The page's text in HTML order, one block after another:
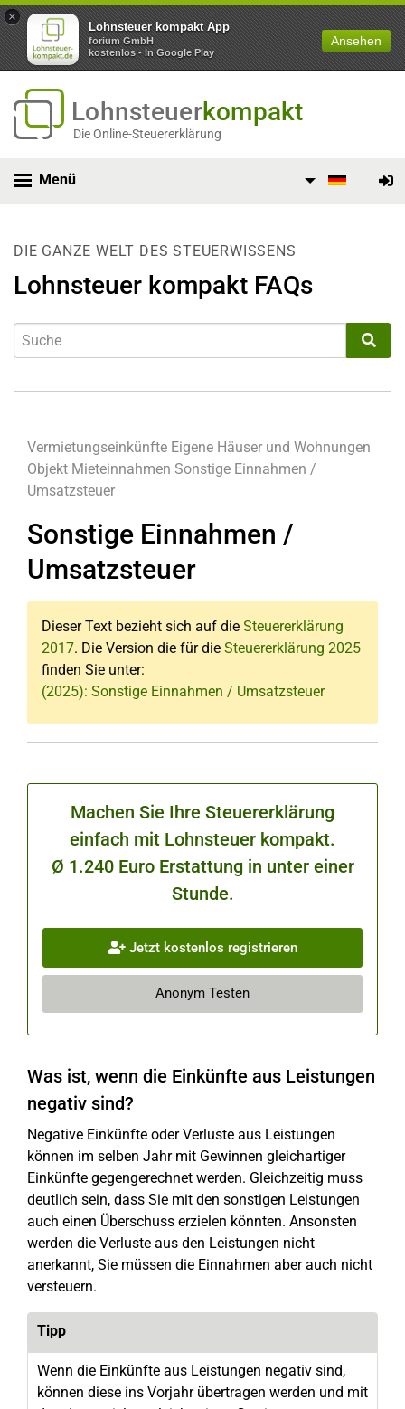
×
Lohnsteuer kompakt App
forium GmbH
kostenlos - In Google Play
Ansehen
Lohnsteuerkompakt
Die Online-Steuererklärung
Menü
DIE GANZE WELT DES STEUERWISSENS
Lohnsteuer kompakt FAQs
Vermietungseinkünfte Eigene Häuser und Wohnungen
Objekt Mieteinnahmen Sonstige Einnahmen /
Umsatzsteuer
Sonstige Einnahmen /
Umsatzsteuer
Dieser Text bezieht sich auf die Steuererklärung
2017. Die Version die für die Steuererklärung 2025
finden Sie unter:
(2025): Sonstige Einnahmen / Umsatzsteuer
Machen Sie Ihre Steuererklärung
einfach mit Lohnsteuer kompakt.
Ø 1.240 Euro Erstattung in unter einer
Stunde.
Jetzt kostenlos registrieren
Anonym Testen
Was ist, wenn die Einkünfte aus Leistungen
negativ sind?
Negative Einkünfte oder Verluste aus Leistungen
können im selben Jahr mit Gewinnen gleichartiger
Einkünfte gegengerechnet werden. Gleichzeitig muss
deutlich sein, dass Sie mit den sonstigen Leistungen
auch einen Überschuss erzielen könnten. Ansonsten
werden die Verluste aus den Leistungen nicht
anerkannt, Sie müssen die Einnahmen aber auch nicht
versteuern.
Tipp
Wenn die Einkünfte aus Leistungen negativ sind,
können diese ins Vorjahr übertragen werden und mit